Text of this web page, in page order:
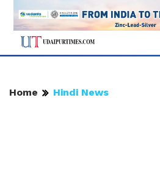
Home Hindi News